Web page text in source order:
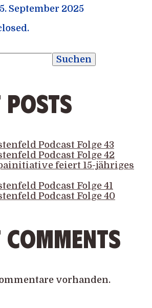
September 2025
Suchen
Posts
Podcast Folge 43
Podcast Folge 42
feiert 15-jähriges
Podcast Folge 41
Podcast Folge 40
Comments
vorhanden.